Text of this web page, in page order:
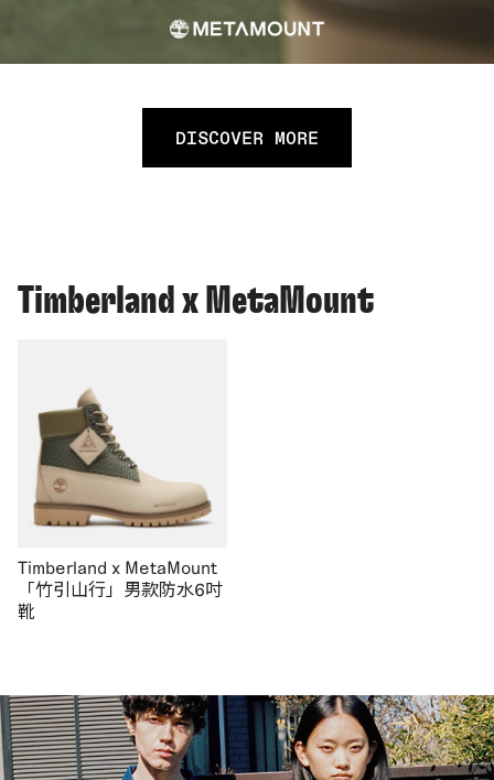
DISCOVER MORE
Timberland x MetaMount
Timberland x MetaMount
「竹引山行」男款防水6吋
靴